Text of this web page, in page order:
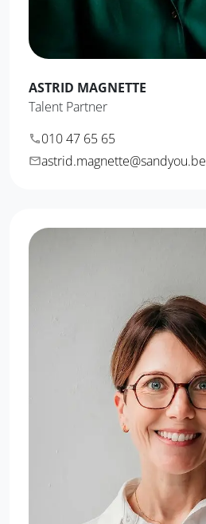
ASTRID MAGNETTE
Talent Partner
010 47 65 65
astrid.magnette@sandyou.be